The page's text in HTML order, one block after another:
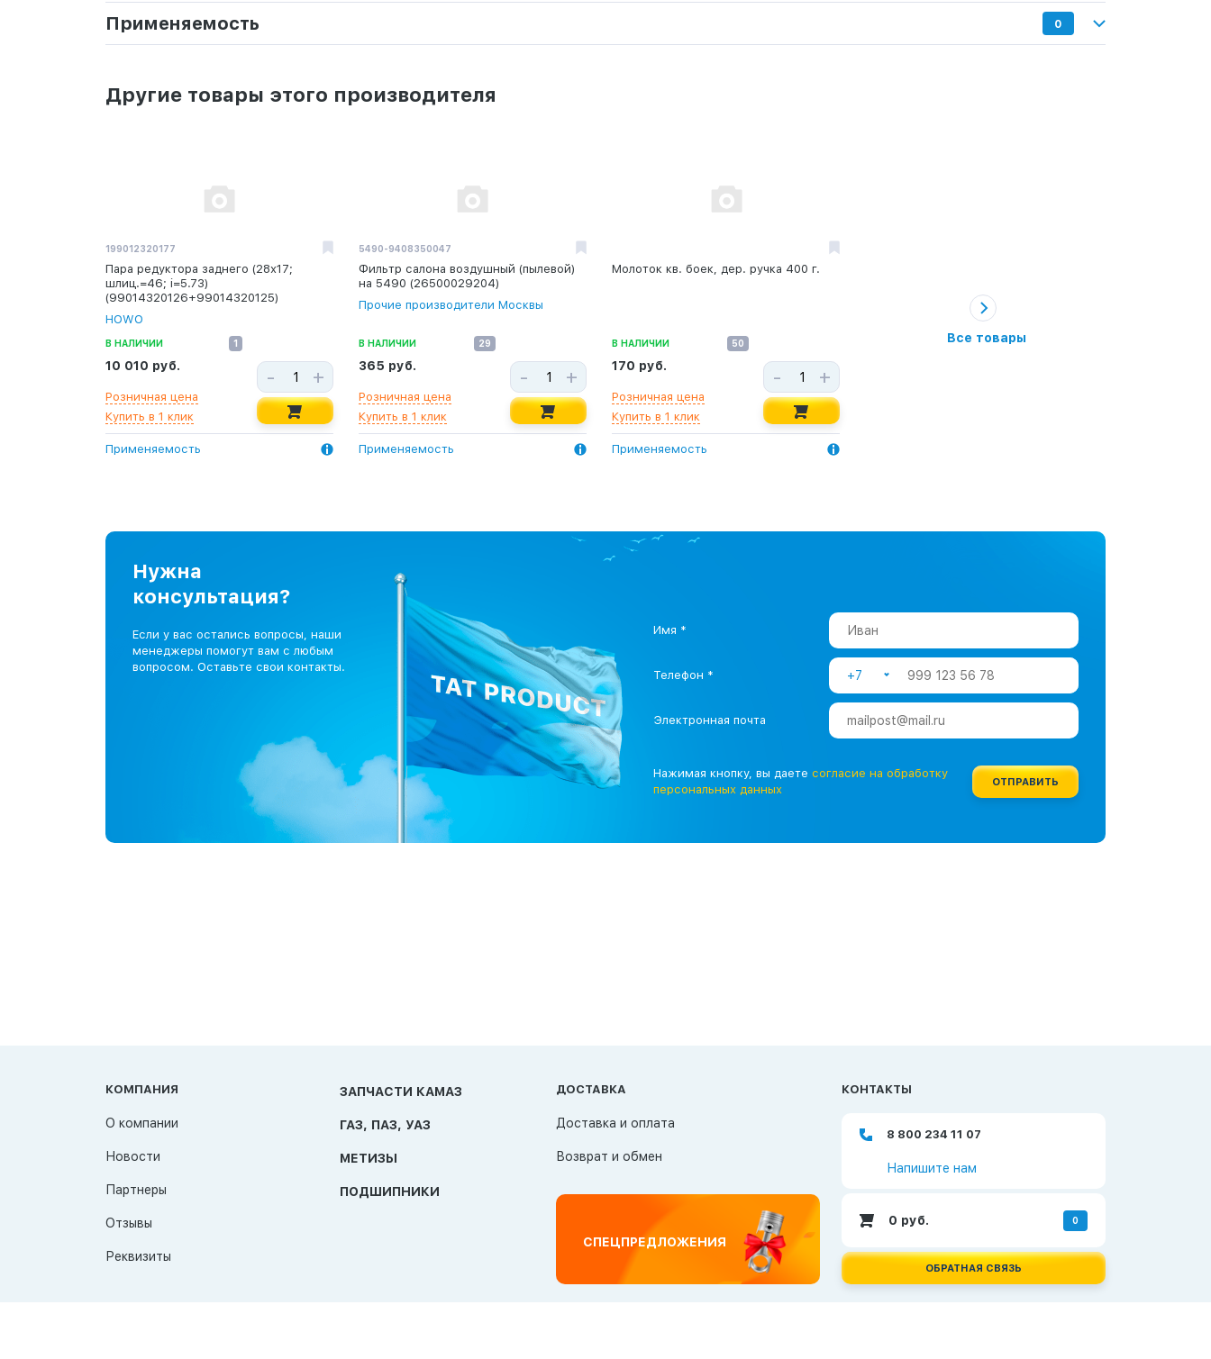
Применяемость 0
Другие товары этого производителя
199012320177
Пара редуктора заднего (28х17;
шлиц.=46; i=5.73)
(99014320126+99014320125)
HOWO
В НАЛИЧИИ 1
10 010 руб.
Розничная цена
Купить в 1 клик
- +
Применяемость
5490-9408350047
Фильтр салона воздушный (пылевой)
на 5490 (26500029204)
Прочие производители Москвы
В НАЛИЧИИ 29
365 руб.
Розничная цена
Купить в 1 клик
- +
Применяемость
Молоток кв. боек, дер. ручка 400 г.
В НАЛИЧИИ 50
170 руб.
Розничная цена
Купить в 1 клик
- +
Применяемость
Все товары
Нужна
консультация?
Если у вас остались вопросы, наши
менеджеры помогут вам с любым
вопросом. Оставьте свои контакты.
Имя *
Телефон * +7
Электронная почта
Нажимая кнопку, вы даете согласие на обработку
персональных данных
ОТПРАВИТЬ
КОМПАНИЯ
О компании
Новости
Партнеры
Отзывы
Реквизиты
ЗАПЧАСТИ КАМАЗ
ГАЗ, ПАЗ, УАЗ
МЕТИЗЫ
ПОДШИПНИКИ
ДОСТАВКА
Доставка и оплата
Возврат и обмен
СПЕЦПРЕДЛОЖЕНИЯ
КОНТАКТЫ
8 800 234 11 07
Напишите нам
0 руб. 0
ОБРАТНАЯ СВЯЗЬ